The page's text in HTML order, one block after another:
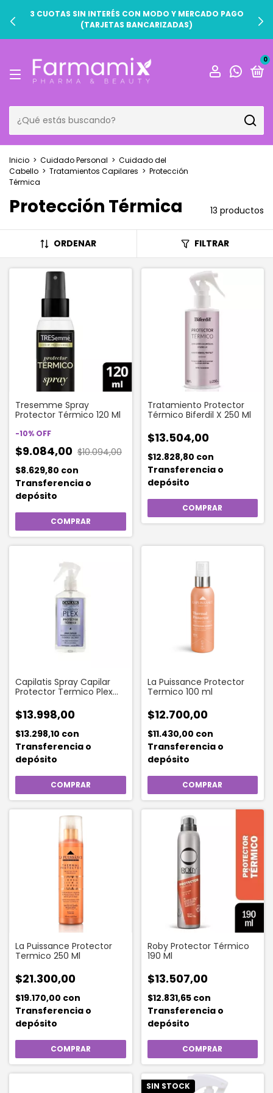
3 CUOTAS SIN INTERÉS CON MODO Y MERCADO PAGO
(TARJETAS BANCARIZADAS)
0
Inicio > Cuidado Personal > Cuidado del
Cabello > Tratamientos Capilares > Protección
Térmica
Protección Térmica 13 productos
ORDENAR FILTRAR
Tresemme Spray
Protector Térmico 120 Ml
-10% OFF
$9.084,00 $10.094,00
$8.629,80 con
Transferencia o
depósito
Tratamiento Protector
Térmico Biferdil X 250 Ml
$13.504,00
$12.828,80 con
Transferencia o
depósito
Capilatis Spray Capilar
Protector Termico Plex
$13.998,00
$13.298,10 con
Transferencia o
depósito
La Puissance Protector
Termico 100 ml
$12.700,00
$11.430,00 con
Transferencia o
depósito
La Puissance Protector
Termico 250 Ml
$21.300,00
$19.170,00 con
Transferencia o
depósito
Roby Protector Térmico
190 Ml
$13.507,00
$12.831,65 con
Transferencia o
depósito
SIN STOCK